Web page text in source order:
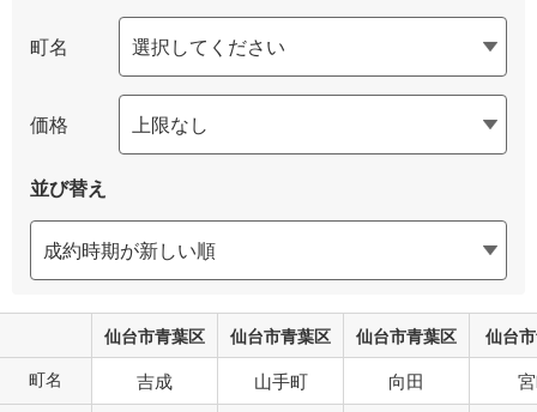
町名
価格
並び替え
仙台市青葉区 仙台市青葉区 仙台市青葉区
仙台
町名
吉成 山手町 向田